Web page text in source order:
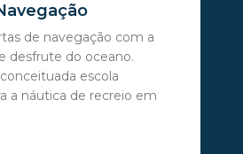
de navegação com a
desfrute do oceano.
escola
a náutica de recreio em